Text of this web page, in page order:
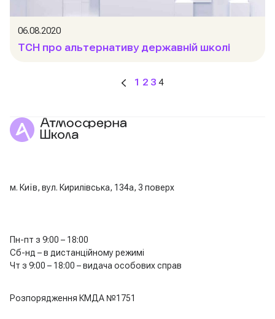
06.08.2020
ТСН про альтернативу державній школі
1 2 3 4
м. Київ, вул. Кирилівська, 134а, 3 поверх
Пн-пт з 9:00 – 18:00
Сб-нд – в дистанційному режимі
Чт з 9:00 – 18:00 – видача особових справ
Розпорядження КМДА №1751